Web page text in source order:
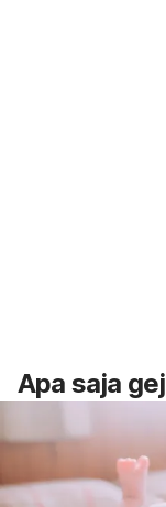
Apa saja